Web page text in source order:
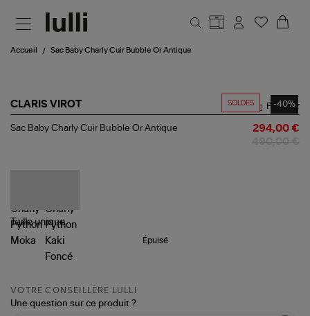
Accueil Sac Baby Charly Cuir Bubble Or Antique
SOLDES -40%
CLARIS VIROT
Sac
Partager
Sac Baby Charly Cuir Bubble Or Antique 294,00 €
Tailleunique
Épuisé
VOTRE CONSEILLÈRE LULLI
Une question sur ce produit ?